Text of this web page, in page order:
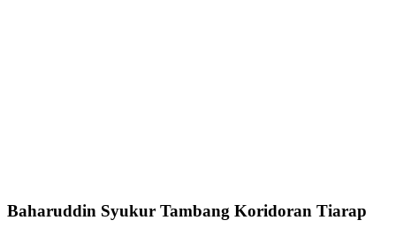
Baharuddin Syukur Tambang Koridoran Tiarap